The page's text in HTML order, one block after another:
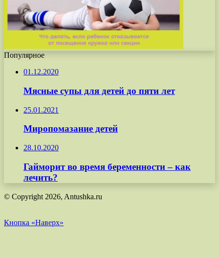
Популярное
01.12.2020
Мясные супы для детей до пяти лет
25.01.2021
Миропомазание детей
28.10.2020
Гайморит во время беременности – как
лечить?
© Copyright 2026, Antushka.ru
Кнопка «Наверх»